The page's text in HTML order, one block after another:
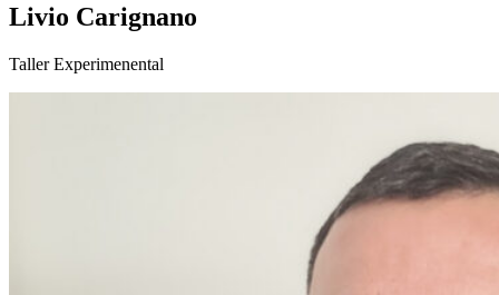
Livio Carignano
Taller Experimenental